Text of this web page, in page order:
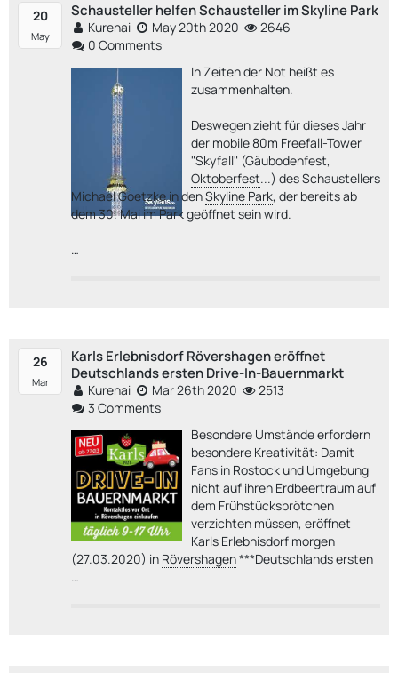
20
May
Schausteller helfen Schausteller im Skyline Park
Kurenai May 20th 2020
2646
0 Comments
In Zeiten der Not heißt es
zusammenhalten.
Deswegen zieht für dieses Jahr
der mobile 80m Freefall-Tower
"Skyfall" (Gäubodenfest,
Oktoberfest...) des Schaustellers
Michael Goetzke in denSkyline Park, der bereits ab
dem 30. Mai im Park geöffnet sein wird.
…
26
Mar
Karls Erlebnisdorf Rövershagen eröffnet
Deutschlands ersten Drive-In-Bauernmarkt
Kurenai Mar 26th 2020
2513
3 Comments
Besondere Umstände erfordern
besondere Kreativität: Damit
Fans in Rostock und Umgebung
nicht auf ihren Erdbeertraum auf
dem Frühstücksbrötchen
verzichten müssen, eröffnet
Karls Erlebnisdorf morgen
(27.03.2020) in Rövershagen***Deutschlands ersten
…